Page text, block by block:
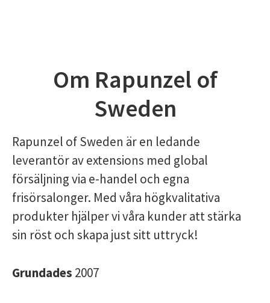
Om Rapunzel of
Sweden
Rapunzel of Sweden är en ledande
leverantör av extensions med global
försäljning via e-handel och egna
frisörsalonger. Med våra högkvalitativa
produkter hjälper vi våra kunder att stärka
sin röst och skapa just sitt uttryck!
Grundades 2007